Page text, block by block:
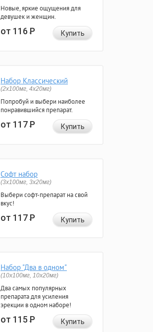
Новые, яркие ощущения для
девушек и женщин.
от 116Р Купить
Набор Классический
(2x100мг, 4x20мг)
Попробуй и выбери наиболее
понравившийся препарат.
от 117Р Купить
Софт набор
(3x100мг, 3x20мг)
Выбери софт-препарат на свой
вкус!
от 117Р Купить
Набор "Два в одном"
(10x100мг, 10x20мг)
Два самых популярных
препарата для усиления
эрекции в одном наборе!
от 115Р Купить